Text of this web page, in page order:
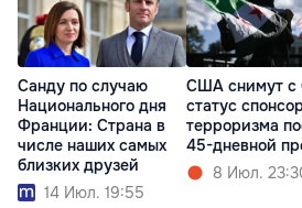
Санду по случаю
Национального дня
Франции: Страна в
числе наших самых
близких друзей
14 Июл. 19:55
США снимут с
статус
терроризма
45-дневной
8 Июл.